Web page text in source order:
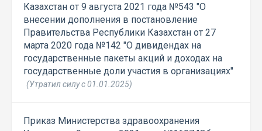
Казахстан от 9 августа 2021 года №543 "О
внесении дополнения в постановление
Правительства Республики Казахстан от 27
марта 2020 года №142 "О дивидендах на
государственные пакеты акций и доходах на
государственные доли участия в организациях"
(Утратил силу с 01.01.2025)
Приказ Министерства здравоохранения